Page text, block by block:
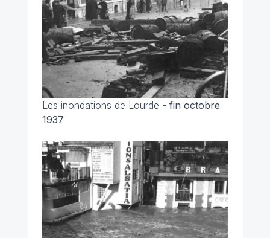
Les inondations de Lourde - fin octobre
1937